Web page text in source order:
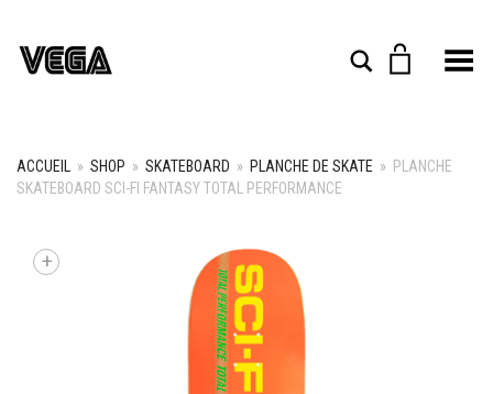
Rechercher
Toggle Menu
ACCUEIL » SHOP » SKATEBOARD » PLANCHE DE SKATE » PLANCHE
SKATEBOARD SCI-FI FANTASY TOTAL PERFORMANCE
+